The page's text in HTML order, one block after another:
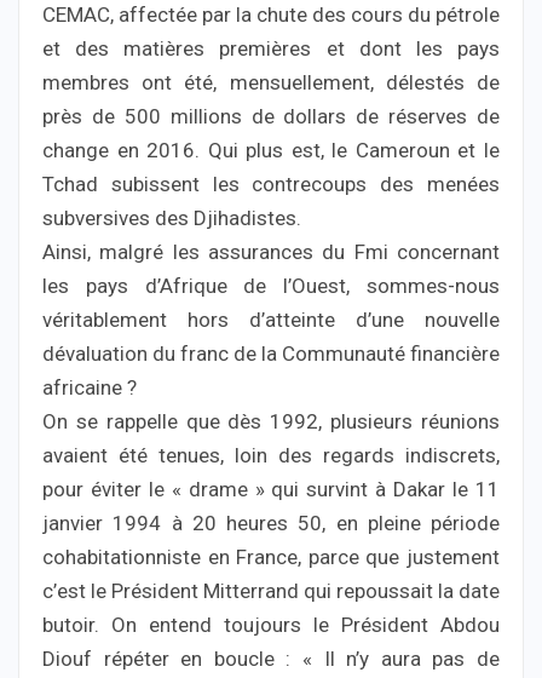
CEMAC, affectée par la chute des cours du pétrole
et des matières premières et dont les pays
membres ont été, mensuellement, délestés de
près de 500 millions de dollars de réserves de
change en 2016. Qui plus est, le Cameroun et le
Tchad subissent les contrecoups des menées
subversives des Djihadistes.
Ainsi, malgré les assurances du Fmi concernant
les pays d’Afrique de l’Ouest, sommes-nous
véritablement hors d’atteinte d’une nouvelle
dévaluation du franc de la Communauté financière
africaine ?
On se rappelle que dès 1992, plusieurs réunions
avaient été tenues, loin des regards indiscrets,
pour éviter le « drame » qui survint à Dakar le 11
janvier 1994 à 20 heures 50, en pleine période
cohabitationniste en France, parce que justement
c’est le Président Mitterrand qui repoussait la date
butoir. On entend toujours le Président Abdou
Diouf répéter en boucle : « Il n’y aura pas de